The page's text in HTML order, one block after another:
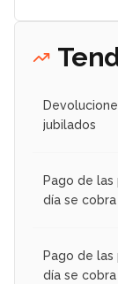
jubilados
Pago de
día se cobra
Pago de
día se cobra